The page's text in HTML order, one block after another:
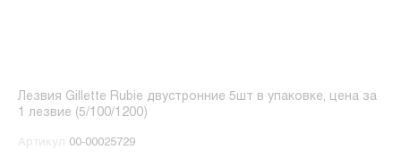
Лезвия Gillette Rubie двустронние 5шт в упаковке, цена за
1 лезвие (5/100/1200)
Артикул 00-00025729